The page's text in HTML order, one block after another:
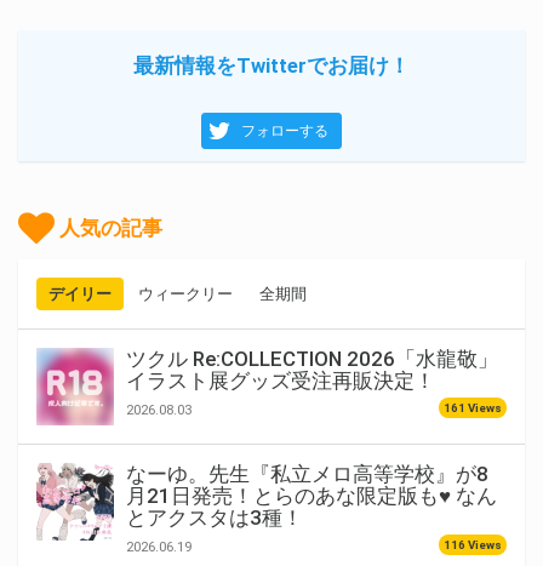
最新情報をTwitterでお届け！
フォローする
人気の記事
デイリー ウィークリー 全期間
ツクル Re:COLLECTION 2026「水龍敬」
イラスト展グッズ受注再販決定！
2026.08.03 161 Views
なーゆ。先生『私立メロ高等学校』が8
月21日発売！とらのあな限定版も♥ なん
とアクスタは3種！
2026.06.19 116 Views